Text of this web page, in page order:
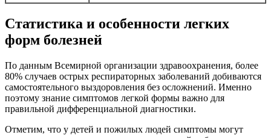
Статистика и особенности легких
форм болезней
По данным Всемирной организации здравоохранения, более
80% случаев острых респираторных заболеваний добиваются
самостоятельного выздоровления без осложнений. Именно
поэтому знание симптомов легкой формы важно для
правильной дифференциальной диагностики.
Отметим, что у детей и пожилых людей симптомы могут